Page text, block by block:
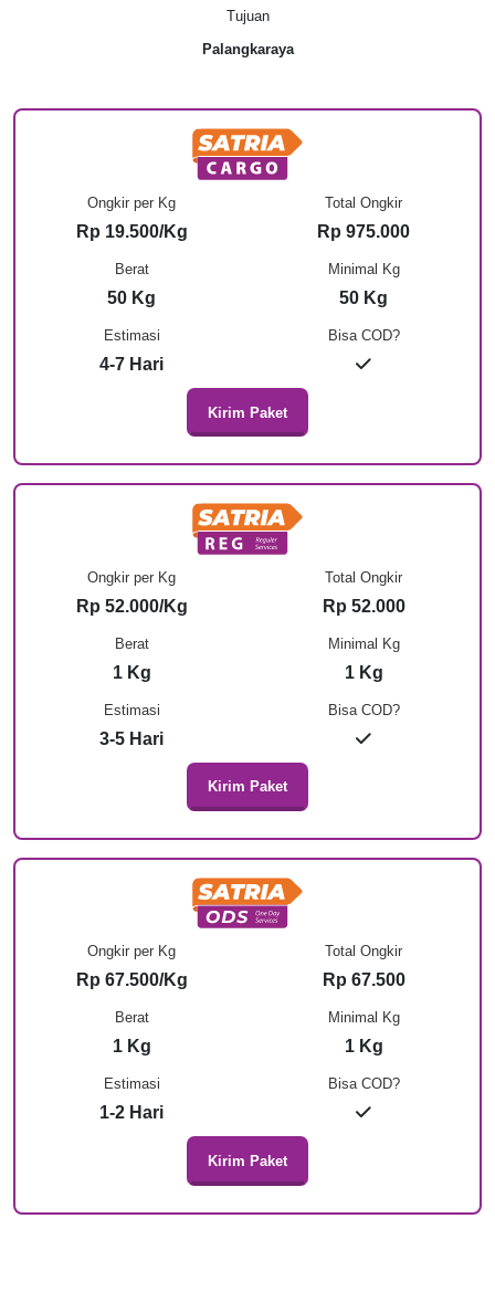
Tujuan
Palangkaraya
Bisa COD?
Ongkir per Kg
Rp 19.500/Kg
Total Ongkir
Rp 975.000
Berat
50 Kg
Minimal Kg
50 Kg
Estimasi
4-7 Hari
Kirim Paket
Bisa COD?
Ongkir per Kg
Rp 52.000/Kg
Total Ongkir
Rp 52.000
Berat
1 Kg
Minimal Kg
1 Kg
Estimasi
3-5 Hari
Kirim Paket
Bisa COD?
Ongkir per Kg
Rp 67.500/Kg
Total Ongkir
Rp 67.500
Berat
1 Kg
Minimal Kg
1 Kg
Estimasi
1-2 Hari
Kirim Paket